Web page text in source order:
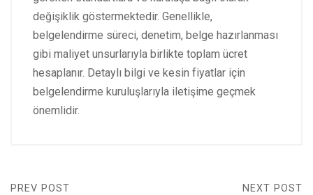
değişiklik göstermektedir. Genellikle,
belgelendirme süreci, denetim, belge hazırlanması
gibi maliyet unsurlarıyla birlikte toplam ücret
hesaplanır. Detaylı bilgi ve kesin fiyatlar için
belgelendirme kuruluşlarıyla iletişime geçmek
önemlidir.
PREV POST NEXT POST